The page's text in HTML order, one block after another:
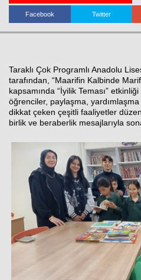
Facebook Twitter
Taraklı Çok Programlı Anadolu
tarafından, “Maarifin Kalbinde
kapsamında “İyilik Teması”
öğrenciler, paylaşma,
dikkat çeken çeşitli faaliyetler
birlik ve beraberlik mesajlarıyla